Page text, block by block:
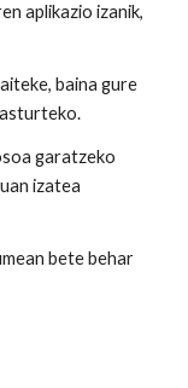
aplikazio izanik,
baina gure
garatzeko
izatea
bete behar